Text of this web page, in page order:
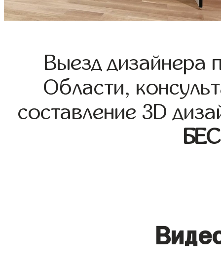
Выезд дизайнера
Области,
составление 3D